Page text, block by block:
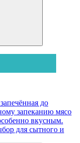
до
запеканию мясо
вкусным.
для сытного и